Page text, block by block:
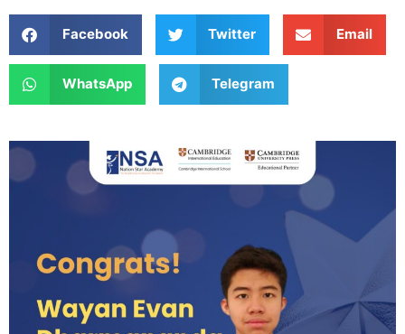
Facebook Twitter Email
WhatsApp Telegram